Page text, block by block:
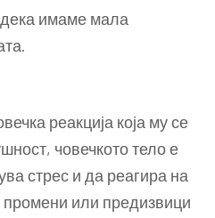
дека имаме мала
реакција која му се
човечкото тело е
стрес и да реагира на
промени или предизвици